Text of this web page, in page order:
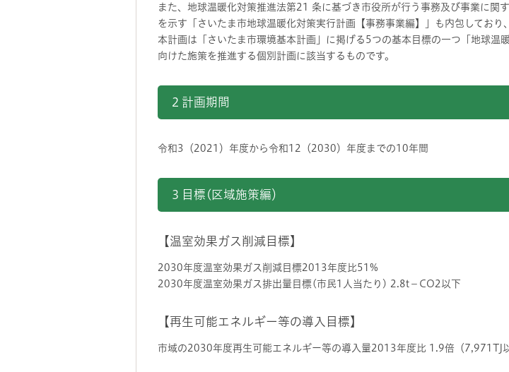
また、地球温暖化対策推進法第21 条に基づき市役所が行う事務及び事業に関
を示す「さいたま市地球温暖化対策実行計画【事務事業編】」も内包しており
本計画は「さいたま市環境基本計画」に掲げる5つの基本目標の一つ「地球温
向けた施策を推進する個別計画に該当するものです。
2 計画期間
令和3（2021）年度から令和12（2030）年度までの10年間
3 目標(区域施策編）
【温室効果ガス削減目標】
2030年度温室効果ガス削減目標2013年度比51%
2030年度温室効果ガス排出量目標(市民1人当たり) 2.8t－CO2以下
【再生可能エネルギー等の導入目標】
市域の2030年度再生可能エネルギー等の導入量2013年度比 1.9倍（7,971TJ